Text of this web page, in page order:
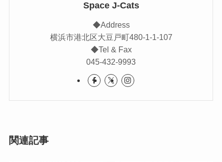
Space J-Cats
◆Address
横浜市港北区大豆戸町480-1-1-107
◆Tel & Fax
045-432-9993
関連記事